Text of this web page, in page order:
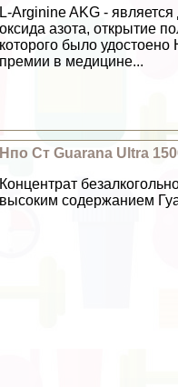
L-Arginine AKG -
оксида азота, открытие
которого было удостоено
премии в медицине...
Нпо Ст Guarana Ultra
Концентрат
высоким содержанием